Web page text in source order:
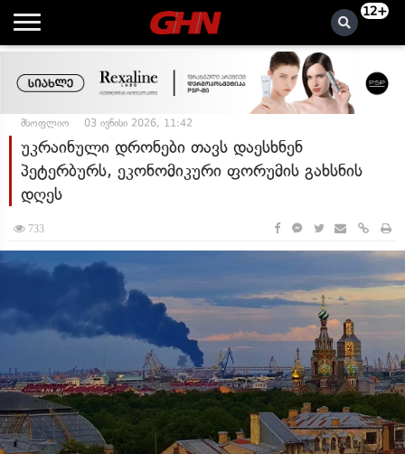
12+
მსოფლიო 03 ივნისი 2026, 11:42
უკრაინული დრონები თავს დაესხნენ
პეტერბურს, ეკონომიკური ფორუმის გახსნის
დღეს
733